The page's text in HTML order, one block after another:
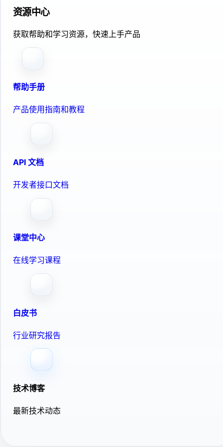
资源中心
获取帮助和学习资源，快速上手产品
帮助手册
产品使用指南和教程
API 文档
开发者接口文档
课堂中心
在线学习课程
白皮书
行业研究报告
技术博客
最新技术动态